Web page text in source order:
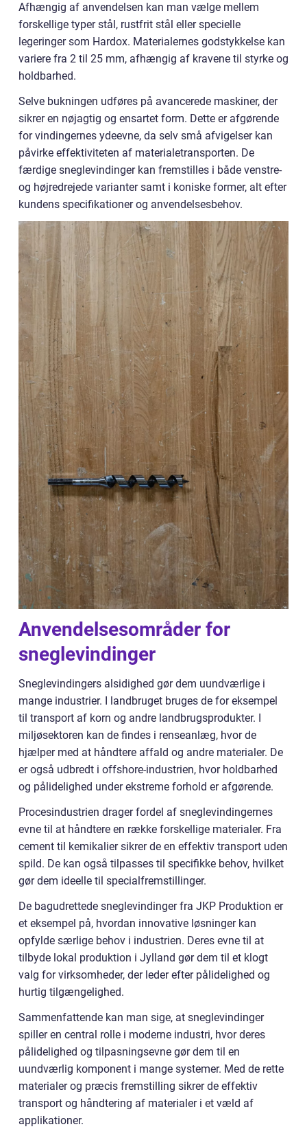
Afhængig af anvendelsen kan man vælge mellem
forskellige typer stål, rustfrit stål eller specielle
legeringer som Hardox. Materialernes godstykkelse kan
variere fra 2 til 25 mm, afhængig af kravene til styrke og
holdbarhed.
Selve bukningen udføres på avancerede maskiner, der
sikrer en nøjagtig og ensartet form. Dette er afgørende
for vindingernes ydeevne, da selv små afvigelser kan
påvirke effektiviteten af materialetransporten. De
færdige sneglevindinger kan fremstilles i både venstre-
og højredrejede varianter samt i koniske former, alt efter
kundens specifikationer og anvendelsesbehov.
Anvendelsesområder for
sneglevindinger
Sneglevindingers alsidighed gør dem uundværlige i
mange industrier. I landbruget bruges de for eksempel
til transport af korn og andre landbrugsprodukter. I
miljøsektoren kan de findes i renseanlæg, hvor de
hjælper med at håndtere affald og andre materialer. De
er også udbredt i offshore-industrien, hvor holdbarhed
og pålidelighed under ekstreme forhold er afgørende.
Procesindustrien drager fordel af sneglevindingernes
evne til at håndtere en række forskellige materialer. Fra
cement til kemikalier sikrer de en effektiv transport uden
spild. De kan også tilpasses til specifikke behov, hvilket
gør dem ideelle til specialfremstillinger.
De bagudrettede sneglevindinger fra JKP Produktion er
et eksempel på, hvordan innovative løsninger kan
opfylde særlige behov i industrien. Deres evne til at
tilbyde lokal produktion i Jylland gør dem til et klogt
valg for virksomheder, der leder efter pålidelighed og
hurtig tilgængelighed.
Sammenfattende kan man sige, at sneglevindinger
spiller en central rolle i moderne industri, hvor deres
pålidelighed og tilpasningsevne gør dem til en
uundværlig komponent i mange systemer. Med de rette
materialer og præcis fremstilling sikrer de effektiv
transport og håndtering af materialer i et væld af
applikationer.